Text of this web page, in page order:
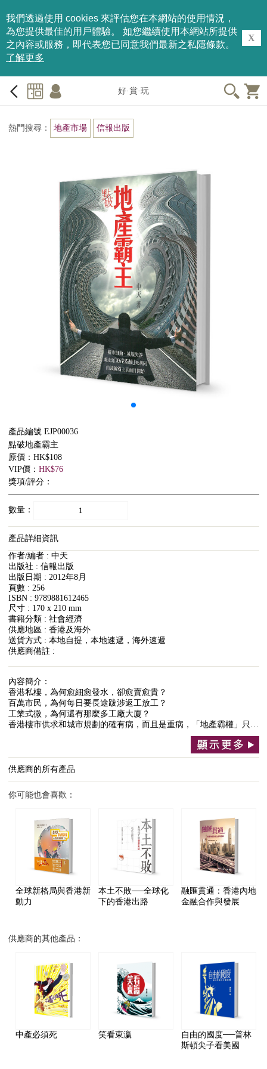
我們透過使用 cookies 來評估您在本網站的使用情況，
為您提供最佳的用戶體驗。 如您繼續使用本網站所提供
之內容或服務，即代表您已同意我們最新之私隱條款。
了解更多
X
好·賞·玩
熱門搜尋： 地產市場 信報出版
產品編號 EJP00036
點破地產霸主
原價：HK$108
VIP價： HK$76
獎項/評分：
數量：
產品詳細資訊
作者/編者 : 中天
出版社 : 信報出版
出版日期 : 2012年8月
頁數 : 256
ISBN : 9789881612465
尺寸 : 170 x 210 mm
書籍分類 : 社會經濟
供應地區 : 香港及海外
送貨方式 : 本地自提，本地速遞，海外速遞
供應商備註 :
內容簡介：
香港私樓，為何愈細愈發水，卻愈賣愈貴？
百萬市民，為何每日要長途跋涉返工放工？
工業式微，為何還有那麼多工廠大廈？
香港樓市供求和城市規劃的確有病，而且是重病，「地產霸權」只…
供應商的所有產品
你可能也會喜歡：
全球新格局與香港新
動力
本土不敗──全球化
下的香港出路
融匯貫通：香港內地
金融合作與發展
供應商的其他產品：
中產必須死 笑看東瀛
自由的國度──普林
斯頓尖子看美國